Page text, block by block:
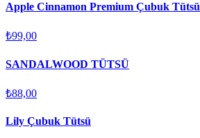
Apple Cinnamon Premium Çubuk Tütsü
₺99,00
SANDALWOOD TÜTSÜ
₺88,00
Lily Çubuk Tütsü